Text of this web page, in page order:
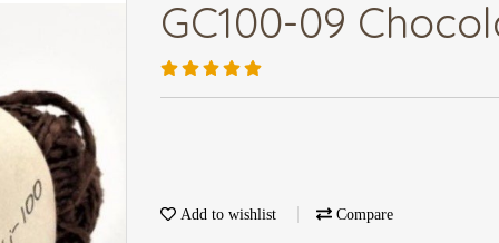
GC100-09
Add to wishlist Compare